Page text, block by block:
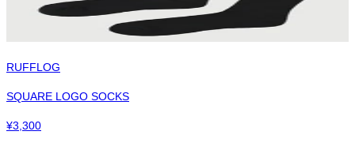
RUFFLOG
SQUARE LOGO SOCKS
¥3,300